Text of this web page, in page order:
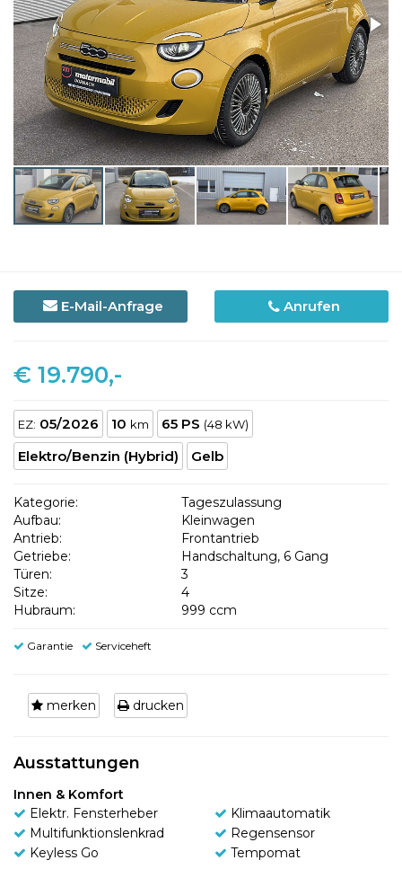
E-Mail-Anfrage Anrufen
€ 19.790,-
EZ: 05/2026 10 km 65 PS (48 kW)
Elektro/Benzin (Hybrid) Gelb
Kategorie:
Tageszulassung
Aufbau:
Kleinwagen
Antrieb:
Frontantrieb
Getriebe:
Handschaltung, 6 Gang
Türen:
3
Sitze:
4
Hubraum:
999 ccm
Garantie Serviceheft
merken drucken
Ausstattungen
Innen & Komfort
Elektr. Fensterheber
Klimaautomatik
Multifunktionslenkrad
Regensensor
Keyless Go
Tempomat